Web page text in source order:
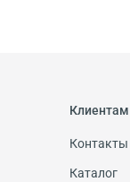
Клиентам
Контакты
Каталог